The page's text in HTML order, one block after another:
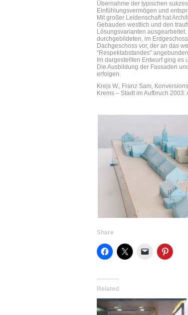
Übernahme der typischen
Einfühlungsvermögen und
Mit großer Leidenschaft hat
Gebauden westlich und den
Lösungsvarianten
durchgebildeten, im
Dachgeschoss vor, der an das
“Respektabstandes”
Im dargestellten Entwurf ging
Die Ausbildung der Fassaden
erfolgen.
Krejs W., Franz Sam,
Krems – Stadt im Aufbruch
Share
Related